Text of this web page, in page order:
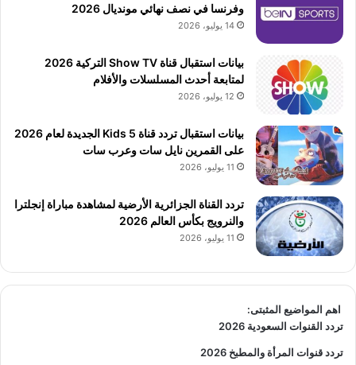
وفرنسا في نصف نهائي مونديال 2026
14 يوليو، 2026
بيانات استقبال قناة Show TV التركية 2026
لمتابعة أحدث المسلسلات والأفلام
12 يوليو، 2026
بيانات استقبال تردد قناة 5 Kids الجديدة لعام 2026
على القمرين نايل سات وعرب سات
11 يوليو، 2026
تردد القناة الجزائرية الأرضية لمشاهدة مباراة إنجلترا
والنرويج بكأس العالم 2026
11 يوليو، 2026
اهم المواضيع المثبتى:
تردد القنوات السعودية 2026
تردد قنوات المرأة والمطبخ 2026